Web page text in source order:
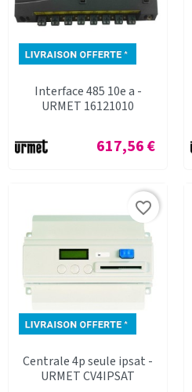
Interface 485 10e a -
URMET 16121010
Prix
617,56 €
Centrale 4p seule ipsat -
URMET CV4IPSAT
favorite_border